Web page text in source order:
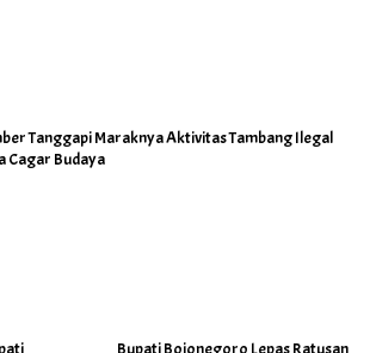
Tanggapi Maraknya Aktivitas Tambang Ilegal
Cagar Budaya
Bupati Bojonegoro Lepas Ratusan